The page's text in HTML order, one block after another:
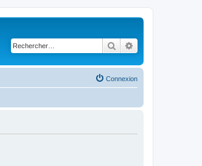
Rechercher
Connexion